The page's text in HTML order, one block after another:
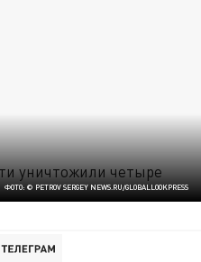
ФОТО: © PETROV SERGEY NEWS.RU/GLOBALLOOKPRESS